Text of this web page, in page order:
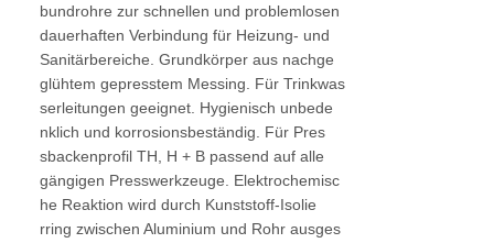
bundrohre zur schnellen und problemlosen
dauerhaften Verbindung für Heizung- und
Sanitärbereiche. Grundkörper aus nachge
glühtem gepresstem Messing. Für Trinkwas
serleitungen geeignet. Hygienisch unbede
nklich und korrosionsbeständig. Für Pres
sbackenprofil TH, H + B passend auf alle
gängigen Presswerkzeuge. Elektrochemisc
he Reaktion wird durch Kunststoff-Isolie
rring zwischen Aluminium und Rohr ausges